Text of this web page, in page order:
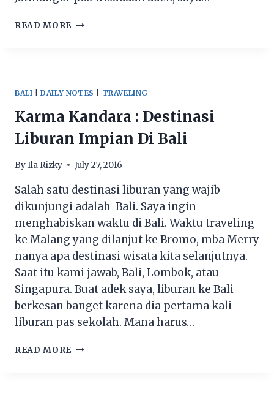
READ MORE MAKAN
ANAK
DI
D’COST
JATINANGOR
BALI |DAILY NOTES TRAVELING
Karma Kandara : Destinasi
Liburan Impian Di Bali
ByIla Rizky July 27, 2016
Salah satu destinasi liburan yang wajib
dikunjungi adalah Bali. Saya ingin
menghabiskan waktu di Bali. Waktu traveling
ke Malang yang dilanjut ke Bromo, mba Merry
nanya apa destinasi wisata kita selanjutnya.
Saat itu kami jawab, Bali, Lombok, atau
Singapura. Buat adek saya, liburan ke Bali
berkesan banget karena dia pertama kali
liburan pas sekolah. Mana harus…
READ MORE KARMA